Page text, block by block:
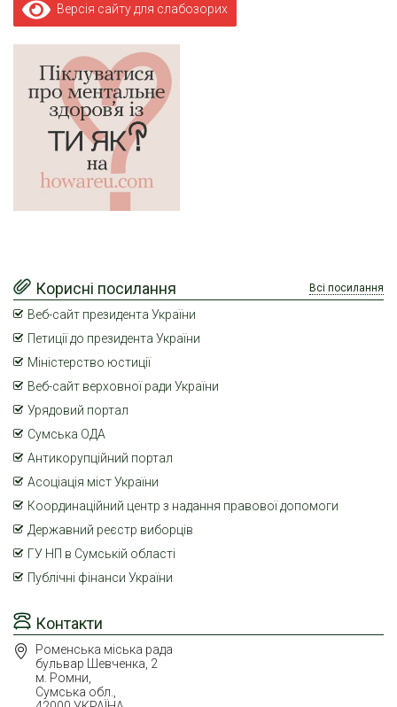
Версія сайту для слабозорих
Контакти
Роменська міська рада
бульвар Шевченка, 2
м. Ромни,
Сумська обл.,
Корисні посилання Всі посилання
Веб-сайт президента України
Петиції до президента України
Міністерство юстиції
Веб-сайт верховної ради України
Урядовий портал
Сумська ОДА
Антикорупційний портал
Асоціація міст України
Координаційний центр з надання правової допомоги
Державний реєстр виборців
ГУ НП в Сумській області
Публічні фінанси України